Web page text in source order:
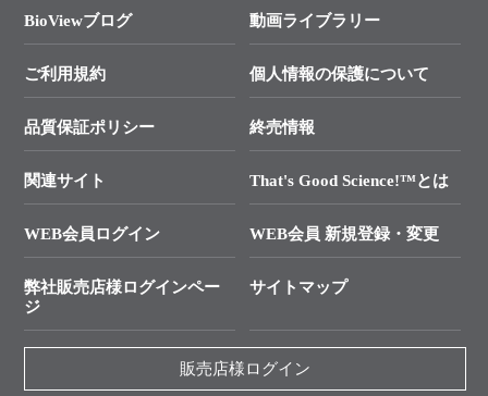
終売製品のお知らせ
価格改定のご案内
技術セミナーのご案内
タカラバイオ発表文献
幹細胞・再生医療研究ガイド
クローニング実験ガイド
SMARTer NGSポータルサイト
プライマー設計
制限酵素切断サイトの検索
ユーザーズボイス集
総合お問い合わせ
├ 実験コンシェルジュ
├ 受託サービスお問い合わせ
資料請求 機器関連
資料請求 受託関連
資料請求 核酸抽出・精製カタログ
BioViewブログ 動画ライブラリー
ご利用規約 個人情報の保護について
品質保証ポリシー 終売情報
関連サイト That's Good Science!™とは
WEB会員ログイン WEB会員 新規登録・変更
弊社販売店様ログインペー
ジ
サイトマップ
販売店様ログイン